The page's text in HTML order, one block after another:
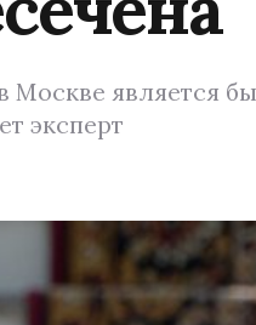
Москве является
эксперт